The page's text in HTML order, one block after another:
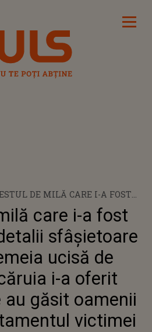
DE MILĂ CARE I-A FOST
NOI DETALII SFÂŞIETOARE
FEMEIA UCISĂ DE
CĂRUIA I-A OFERIT
CE AU GĂSIT OAMENII
ÎN APARTAMENTUL
ESTE HALUCINANT
care i-a fost
sfâşietoare
ucisă de
i-a oferit
au găsit oamenii
victimei